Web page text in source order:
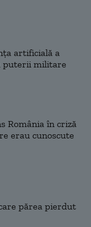
artificială a
puterii militare
România în criză
erau cunoscute
părea pierdut